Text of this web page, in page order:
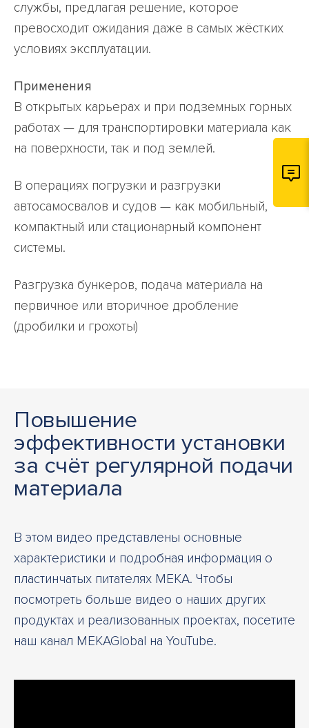
службы, предлагая решение, которое
превосходит ожидания даже в самых жёстких
условиях эксплуатации.
Применения
В открытых карьерах и при подземных горных
работах — для транспортировки материала как
на поверхности, так и под землей.
В операциях погрузки и разгрузки
автосамосвалов и судов — как мобильный,
компактный или стационарный компонент
системы.
Разгрузка бункеров, подача материала на
первичное или вторичное дробление
(дробилки и грохоты)
Повышение
эффективности установки
за счёт регулярной подачи
материала
В этом видео представлены основные
характеристики и подробная информация о
пластинчатых питателях MEKA. Чтобы
посмотреть больше видео о наших других
продуктах и реализованных проектах, посетите
наш канал MEKAGlobal на YouTube.